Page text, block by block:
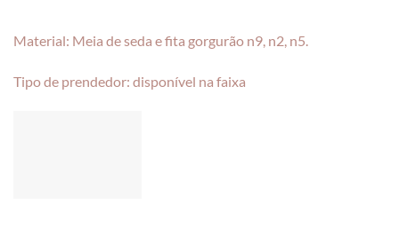
Material: Meia de seda e fita gorgurão n9, n2, n5.
Tipo de prendedor: disponível na faixa